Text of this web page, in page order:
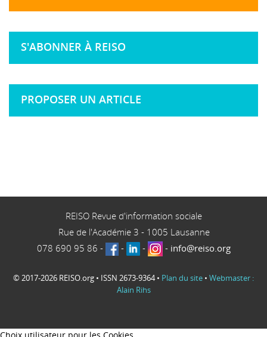
S'ABONNER À REISO
PROPOSER UN ARTICLE
REISO Revue d'information sociale
Rue de l'Académie 3 - 1005 Lausanne
078 690 95 86 - - - - info@reiso.org
© 2017-2026 REISO.org • ISSN 2673-9364 • Plan du site • Webmaster :
Alain Rihs